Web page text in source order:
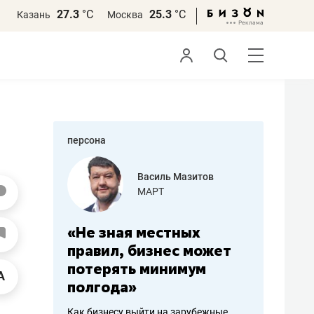
Казань 27.3 °С Москва 25.3 °С
персона
работа
Василь Мазитов
МАРТ
«Не зная местных
правил, бизнес может
потерять минимум
полгода»